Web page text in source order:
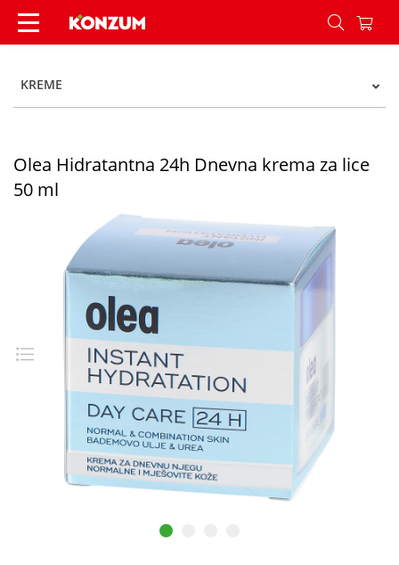
Olea Hidratantna 24h Dnevna krema za lice 50
KREME
Olea Hidratantna 24h Dnevna krema za lice
50 ml